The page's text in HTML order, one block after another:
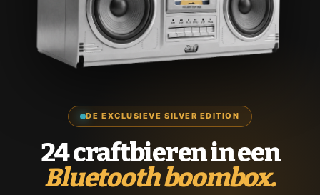
DE EXCLUSIEVE SILVER EDITION
24 craftbieren in een
Bluetooth boombox.